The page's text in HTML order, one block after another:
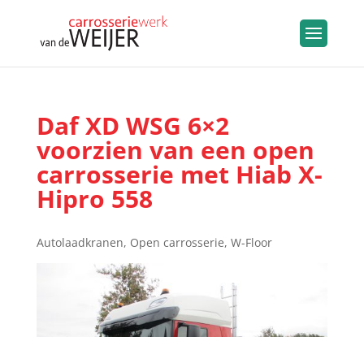
Daf XD WSG 6×2
voorzien van een open
carrosserie met Hiab X-
Hipro 558
Autolaadkranen, Open carrosserie, W-Floor